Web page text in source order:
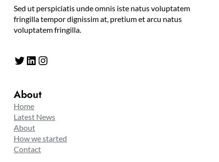
Sed ut perspiciatis unde omnis iste natus voluptatem
fringilla tempor dignissim at, pretium et arcu natus
voluptatem fringilla.
Twitter LinkedIn Instagram
About
Home
Latest News
About
How we started
Contact